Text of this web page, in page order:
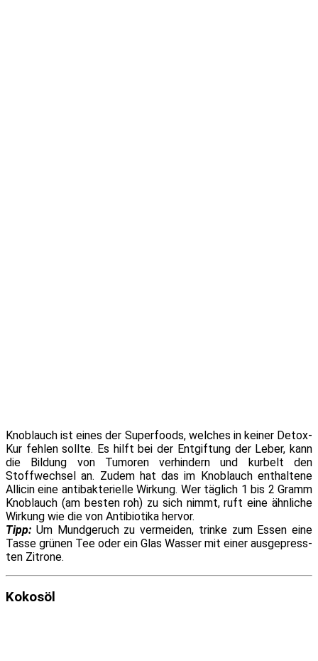
Knoblauch ist ei­nes der Superfoods, wel­ches in kei­ner Detox-
Kur feh­len soll­te. Es hilft bei der Entgiftung der Leber, kann
die Bildung von Tumoren ver­hin­dern und kur­belt den
Stoffwechsel an. Zudem hat das im Knoblauch ent­hal­te­ne
Allicin ei­ne an­ti­bak­te­ri­el­le Wirkung. Wer täg­lich 1 bis 2 Gramm
Knoblauch (am bes­ten roh) zu sich nimmt, ruft ei­ne ähn­li­che
Wirkung wie die von Antibiotika hervor.
Tipp: Um Mundgeruch zu ver­mei­den, trin­ke zum Essen ei­ne
Tasse grü­nen Tee oder ein Glas Wasser mit ei­ner aus­ge­press­
ten Zitrone.
Kokosöl